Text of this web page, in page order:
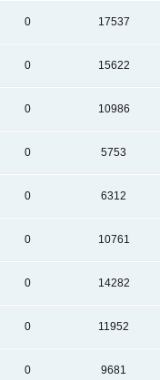
0 17537
0 15622
0 10986
0 5753
0 6312
0 10761
0 14282
0 11952
0 9681